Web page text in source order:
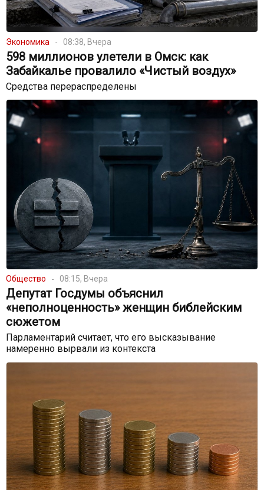
Экономика 08:38, Вчера
598 миллионов улетели в Омск: как
Забайкалье провалило «Чистый воздух»
Средства перераспределены
Общество 08:15, Вчера
Депутат Госдумы объяснил
«неполноценность» женщин библейским
сюжетом
Парламентарий считает, что его высказывание
намеренно вырвали из контекста